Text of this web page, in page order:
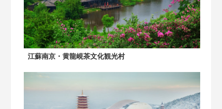
江蘇南京・黄龍峴茶文化観光村